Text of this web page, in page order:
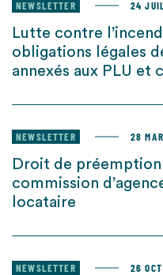
NEWSLETTER 24
Lutte contre
obligations légales
annexés aux PLU et
NEWSLETTER 28
Droit de
commission
locataire
NEWSLETTER 26